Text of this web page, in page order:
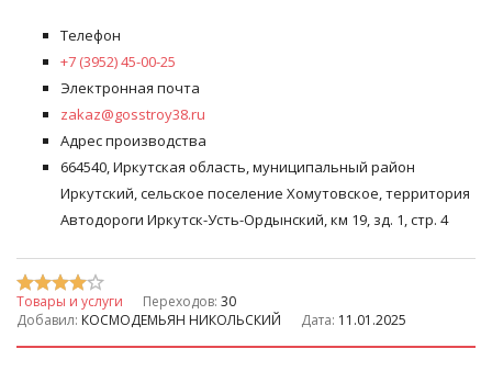
Телефон
+7 (3952) 45-00-25
Электронная почта
zakaz@gosstroy38.ru
Адрес производства
664540, Иркутская область, муниципальный район
Иркутский, сельское поселение Хомутовское, территория
Автодороги Иркутск-Усть-Ордынский, км 19, зд. 1, стр. 4
Товары и услуги Переходов: 30
Добавил: КОСМОДЕМЬЯН НИКОЛЬСКИЙ Дата: 11.01.2025